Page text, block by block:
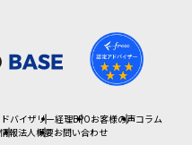
バイザリー経理BPOお客様の声コラム
報法人概要お問い合わせ